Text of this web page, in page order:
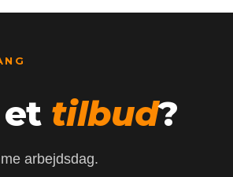
tilbud?
arbejdsdag.